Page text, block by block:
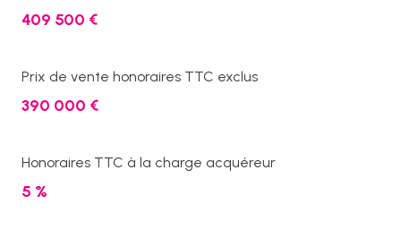
409 500 €
Prix de vente honoraires TTC exclus
390 000 €
Honoraires TTC à la charge acquéreur
5 %